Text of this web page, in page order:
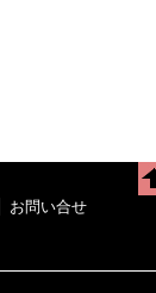
お問い合せ